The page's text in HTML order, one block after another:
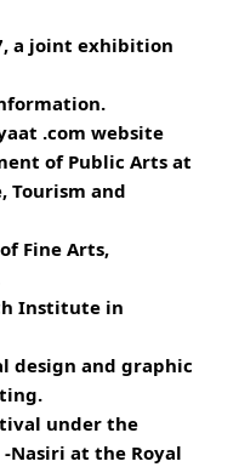
a joint exhibition
.com website
of Public Arts at
Tourism and
Fine Arts,
Institute in
design and graphic
under the
Nasiri at the Royal